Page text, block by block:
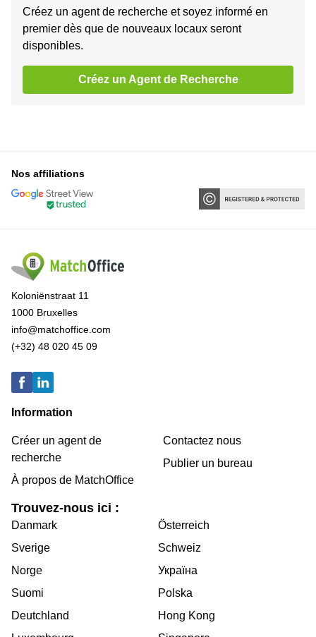
Créez un agent de recherche et soyez informé en
premier dès que de nouveaux locaux seront
disponibles.
Créez un Agent de Recherche
Nos affiliations
Koloniënstraat 11
1000 Bruxelles
info@matchoffice.com
(+32) 48 020 45 09
Information
Créer un agent de
recherche
À propos de MatchOffice
Contactez nous
Publier un bureau
Trouvez-nous ici :
Danmark
Sverige
Norge
Suomi
Deutchland
Österreich
Schweiz
Україна
Polska
Hong Kong